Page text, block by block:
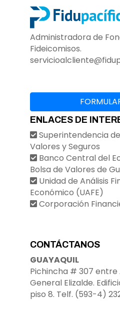
Administradora de
Fideicomisos.
ENLACES DE
Superintendencia
Valores y Seguros
Banco Central del
Bolsa de Valores de
Unidad de Análisis
Económico (UAFE)
Corporación
CONTÁCTANOS
GUAYAQUIL
Pichincha # 307 entre
General Elizalde.
piso 8. Telf. (593-4)